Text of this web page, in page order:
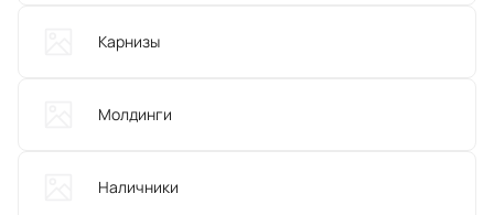
Карнизы
Молдинги
Наличники